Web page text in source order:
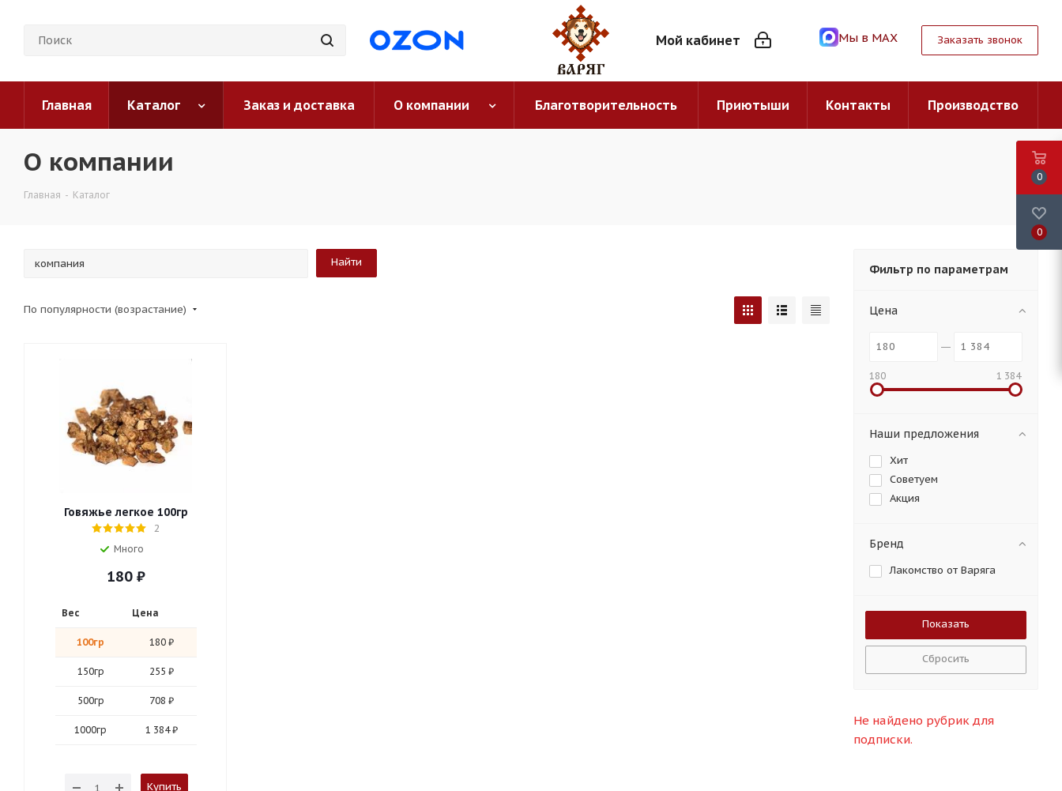
Мой кабинет Мы в MAX Заказать звонок
Главная Каталог Заказ и доставка О компании Благотворительность Приютыши Контакты Производство
О компании
Главная - Каталог
По популярности (возрастание)
Говяжье легкое 100гр
2
Много
180₽
Вес Цена
100гр 180 ₽
150гр 255 ₽
500гр 708 ₽
1000гр 1 384 ₽
Купить
Фильтр по параметрам
Цена
180 1 384
Наши предложения
Хит
Советуем
Акция
Бренд
Лакомство от Варяга
Сбросить
Не найдено рубрик для
подписки.
0
0